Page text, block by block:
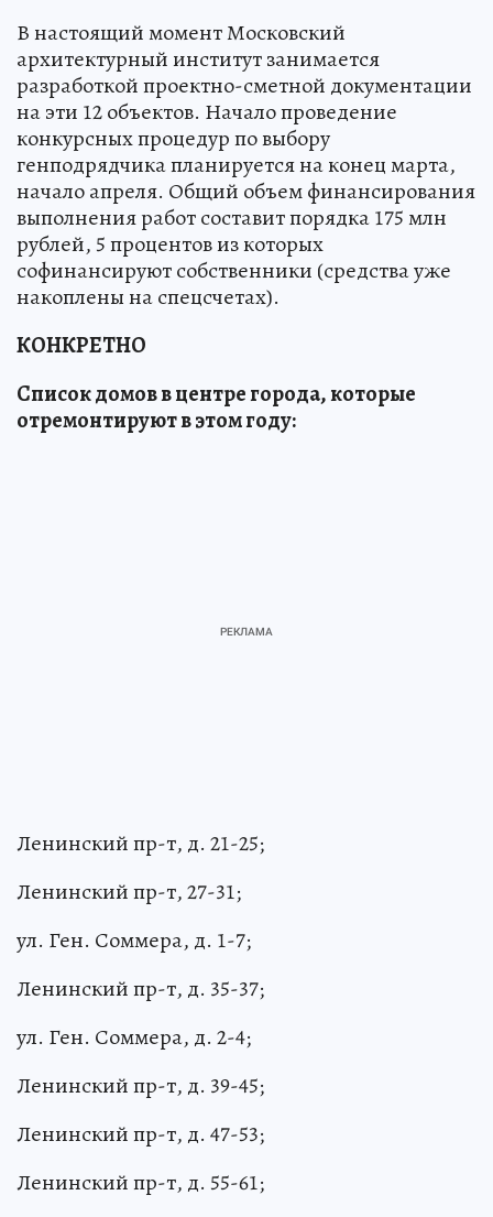
В настоящий момент Московский
архитектурный институт занимается
разработкой проектно-сметной документации
на эти 12 объектов. Начало проведение
конкурсных процедур по выбору
генподрядчика планируется на конец марта,
начало апреля. Общий объем финансирования
выполнения работ составит порядка 175 млн
рублей, 5 процентов из которых
софинансируют собственники (средства уже
накоплены на спецсчетах).
КОНКРЕТНО
Список домов в центре города, которые
отремонтируют в этом году:
Ленинский пр-т, д. 21-25;
Ленинский пр-т, 27-31;
ул. Ген. Соммера, д. 1-7;
Ленинский пр-т, д. 35-37;
ул. Ген. Соммера, д. 2-4;
Ленинский пр-т, д. 39-45;
Ленинский пр-т, д. 47-53;
Ленинский пр-т, д. 55-61;